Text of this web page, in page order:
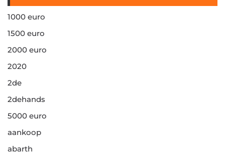
1000 euro
1500 euro
2000 euro
2020
2de
2dehands
5000 euro
aankoop
abarth